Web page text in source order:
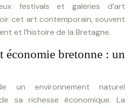
festivals et galeries d’art
cet art contemporain, souvent
et l’histoire de la Bretagne.
économie bretonne : un
un environnement naturel
sa richesse économique. La